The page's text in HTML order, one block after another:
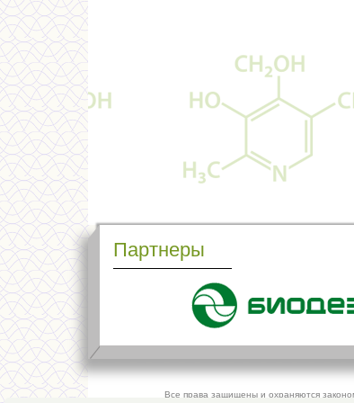
Партнеры
Все права защищены и охраняются